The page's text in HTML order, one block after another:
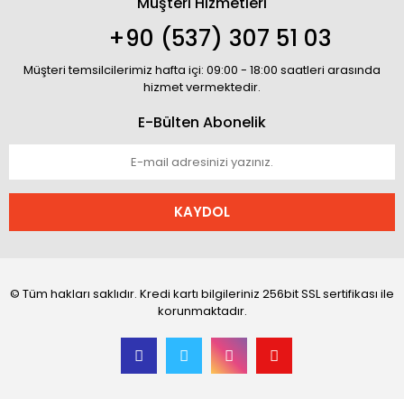
+90 (537) 307 51 03
Müşteri temsilcilerimiz hafta içi: 09:00 - 18:00 saatleri arasında
hizmet vermektedir.
E-Bülten Abonelik
KAYDOL
© Tüm hakları saklıdır. Kredi kartı bilgileriniz 256bit SSL sertifikası ile
korunmaktadır.